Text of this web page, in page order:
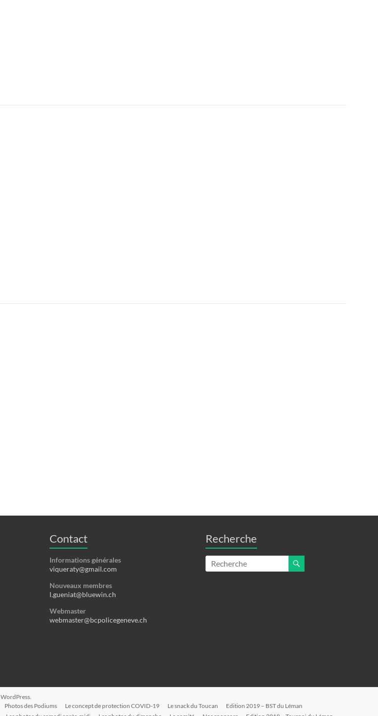
Contact
Informations générales
viqueraty@gmail.com
Nouveaux membres
l.gueniat@bluewin.ch
Webmaster
webmaster@bcpolicegeneve.ch
Recherche
WordPress
Photos des Podiums Le concept de protection COVID-19 Le snack du Toucan
Edition 2019 – BST du Léman